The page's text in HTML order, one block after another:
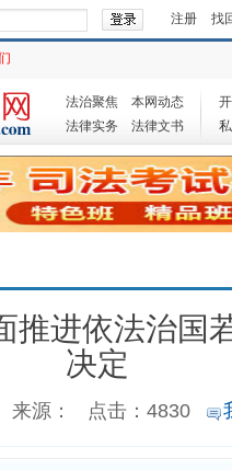
注册 找
法治聚焦
本网动态
法律实务
法律文书
推进依法治国
决定
来源： 点击： 4830